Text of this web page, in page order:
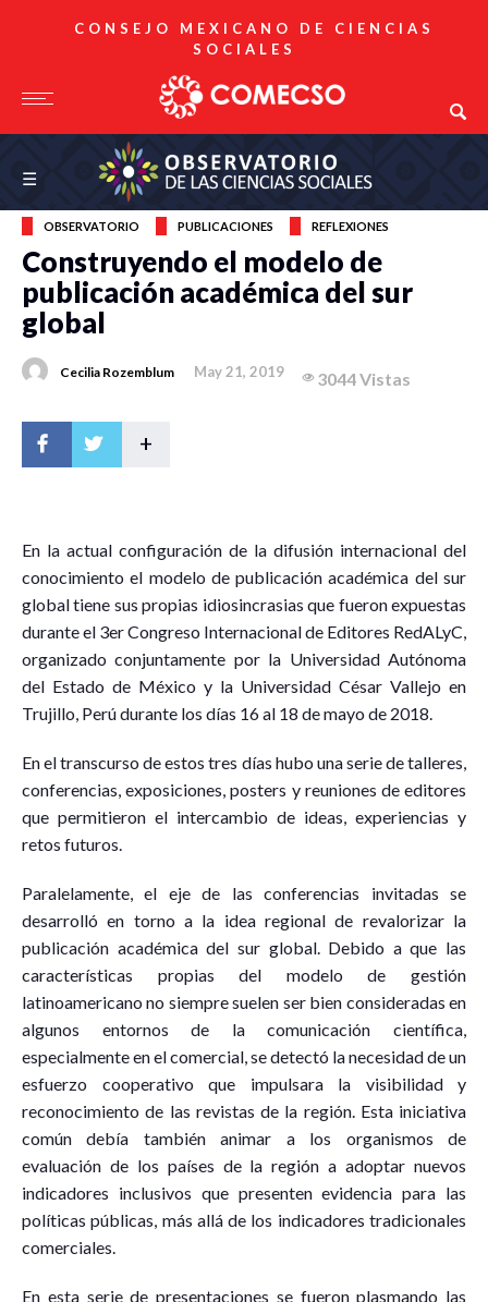
CONSEJO MEXICANO DE CIENCIAS
SOCIALES
Observatorio de las Ciencias Sociales
☰
OBSERVATORIO PUBLICACIONES REFLEXIONES
Construyendo el modelo de
publicación académica del sur
global
Cecilia Rozemblum May 21, 2019 3044 Vistas
+
En la actual configuración de la difusión internacional del
conocimiento el modelo de publicación académica del sur
global tiene sus propias idiosincrasias que fueron expuestas
durante el 3er Congreso Internacional de Editores RedALyC,
organizado conjuntamente por la Universidad Autónoma
del Estado de México y la Universidad César Vallejo en
Trujillo, Perú durante los días 16 al 18 de mayo de 2018.
En el transcurso de estos tres días hubo una serie de talleres,
conferencias, exposiciones, posters y reuniones de editores
que permitieron el intercambio de ideas, experiencias y
retos futuros.
Paralelamente, el eje de las conferencias invitadas se
desarrolló en torno a la idea regional de revalorizar la
publicación académica del sur global. Debido a que las
características propias del modelo de gestión
latinoamericano no siempre suelen ser bien consideradas en
algunos entornos de la comunicación científica,
especialmente en el comercial, se detectó la necesidad de un
esfuerzo cooperativo que impulsara la visibilidad y
reconocimiento de las revistas de la región. Esta iniciativa
común debía también animar a los organismos de
evaluación de los países de la región a adoptar nuevos
indicadores inclusivos que presenten evidencia para las
políticas públicas, más allá de los indicadores tradicionales
comerciales.
En esta serie de presentaciones se fueron plasmando las